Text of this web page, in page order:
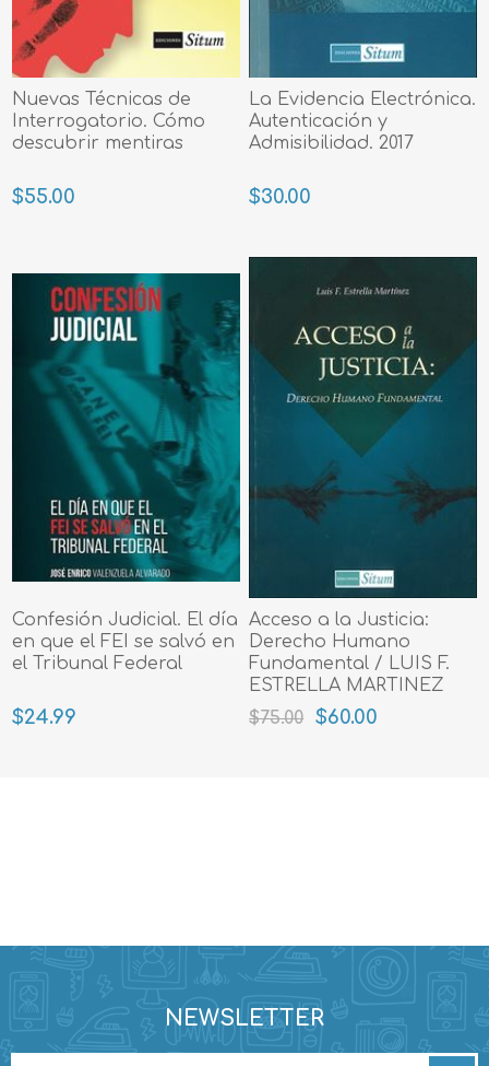
Nuevas Técnicas de
Interrogatorio. Cómo
descubrir mentiras
$55.00
La Evidencia Electrónica.
Autenticación y
Admisibilidad. 2017
$30.00
Confesión Judicial. El día
en que el FEI se salvó en
el Tribunal Federal
$24.99
Acceso a la Justicia:
Derecho Humano
Fundamental / LUIS F.
ESTRELLA MARTINEZ
$75.00
$60.00
NEWSLETTER